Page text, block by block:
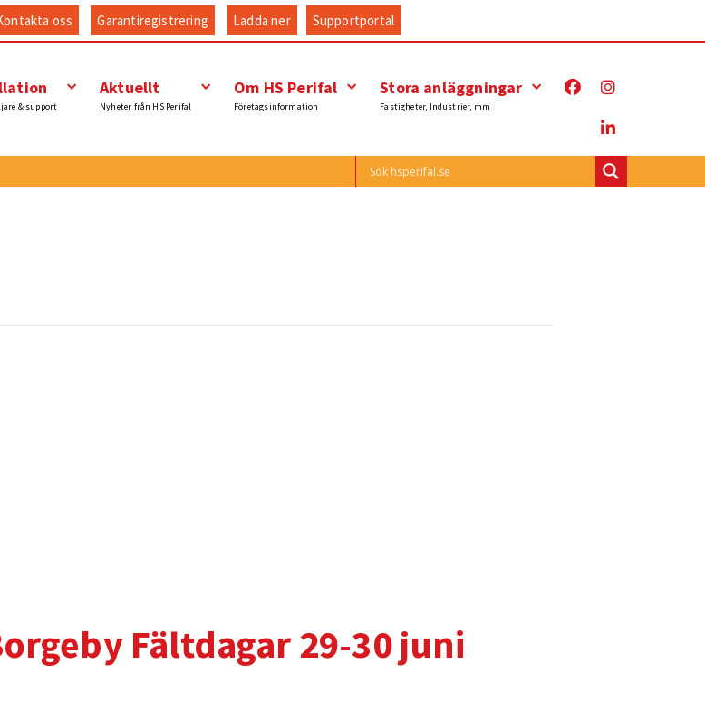
oss Garantiregistrering Ladda ner Supportportal
& support
Aktuellt
Nyheter från HS Perifal
Om HS Perifal
Företagsinformation
Stora anläggningar
Fastigheter, Industrier, mm
Fältdagar 29-30 juni